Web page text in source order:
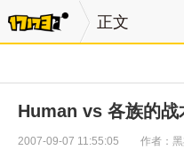
正文
Human vs 各族的
2007-09-07 11:55:05 作者：